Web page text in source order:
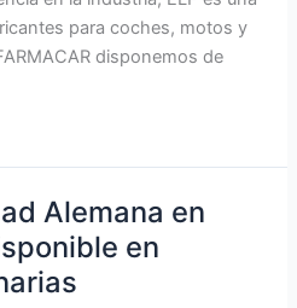
para coches, motos y
disponemos de
Alemana en
en